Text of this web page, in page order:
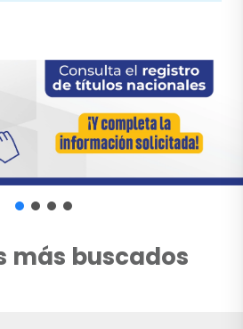
más buscados